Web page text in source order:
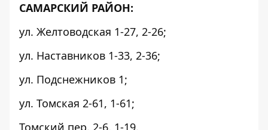
САМАРСКИЙ РАЙОН:
ул. Желтоводская 1-27, 2-26;
ул. Наставников 1-33, 2-36;
ул. Подснежников 1;
ул. Томская 2-61, 1-61;